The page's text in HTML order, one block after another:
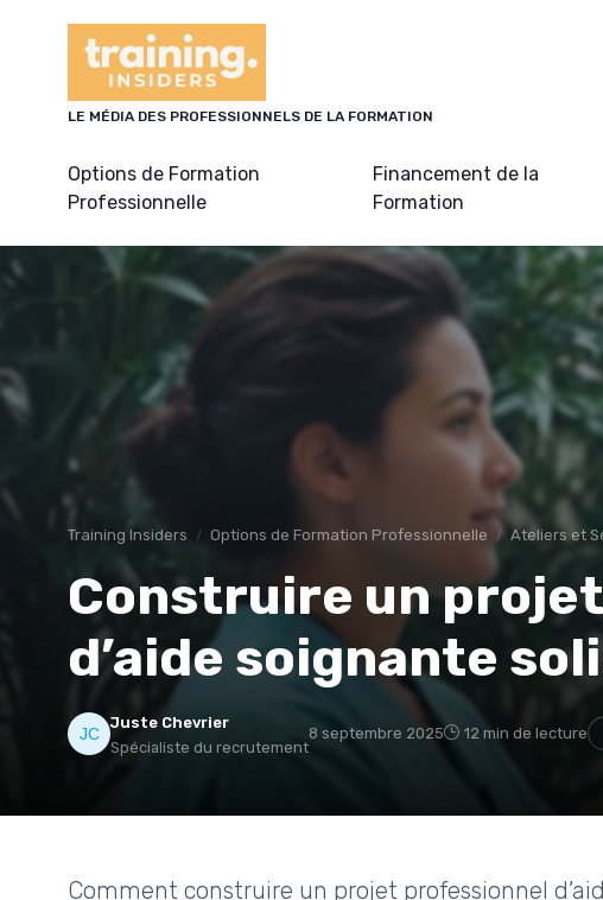
LE MÉDIA DES PROFESSIONNELS DE LA FORMATION
Options de Formation
Professionnelle
Financement de la
Formation
Training Insiders Options de Formation Professionnelle Ateliers et
Construire un
d’aide soignante
Juste Chevrier
Spécialiste du recrutement
8 septembre 2025 12 min de lecture
Comment construire un projet professionnel